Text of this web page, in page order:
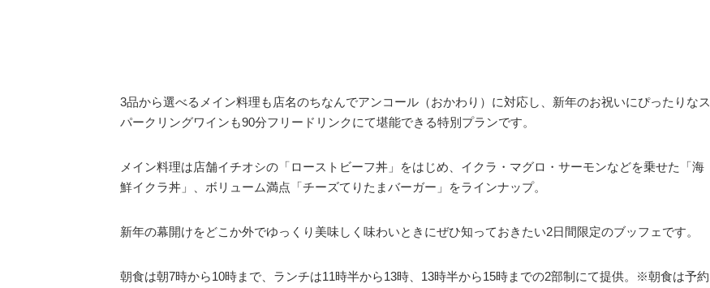
3品から選べるメイン料理も店名のちなんでアンコール（おかわり）に対応し、新年のお祝いにぴったりなス
パークリングワインも90分フリードリンクにて堪能できる特別プランです。
メイン料理は店舗イチオシの「ローストビーフ丼」をはじめ、イクラ・マグロ・サーモンなどを乗せた「海
鮮イクラ丼」、ボリューム満点「チーズてりたまバーガー」をラインナップ。
新年の幕開けをどこか外でゆっくり美味しく味わいときにぜひ知っておきたい2日間限定のブッフェです。
朝食は朝7時から10時まで、ランチは11時半から13時、13時半から15時までの2部制にて提供。※朝食は予約